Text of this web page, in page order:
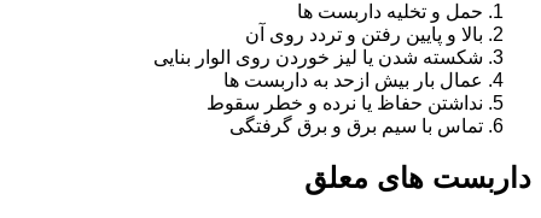
حمل و تخلیه داربست ها
بالا و پایین رفتن و تردد روی آن
شکسته شدن یا لیز خوردن روی الوار بنایی
عمال بار بیش ازحد به داربست ها
نداشتن حفاظ یا نرده و خطر سقوط
تماس با سیم برق و برق گرفتگی
داربست های معلق